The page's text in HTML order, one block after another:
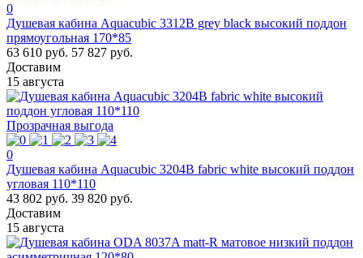
0
Душевая кабина Aquacubic 3312B grey black высокий поддон
прямоугольная 170*85
63 610 руб. 57 827 руб.
Доставим
15 августа
Прозрачная выгода
0
Душевая кабина Aquacubic 3204B fabric white высокий поддон
угловая 110*110
43 802 руб. 39 820 руб.
Доставим
15 августа